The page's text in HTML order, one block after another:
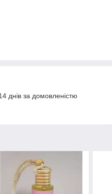
днів за домовленістю